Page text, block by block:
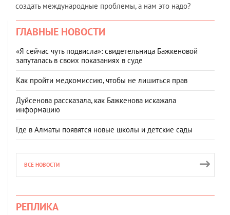
создать международные проблемы, а нам это надо?
ГЛАВНЫЕ НОВОСТИ
«Я сейчас чуть подвисла»: свидетельница Бажкеновой
запуталась в своих показаниях в суде
Как пройти медкомиссию, чтобы не лишиться прав
Дуйсенова рассказала, как Бажкенова искажала
информацию
Где в Алматы появятся новые школы и детские сады
ВСЕ НОВОСТИ
РЕПЛИКА